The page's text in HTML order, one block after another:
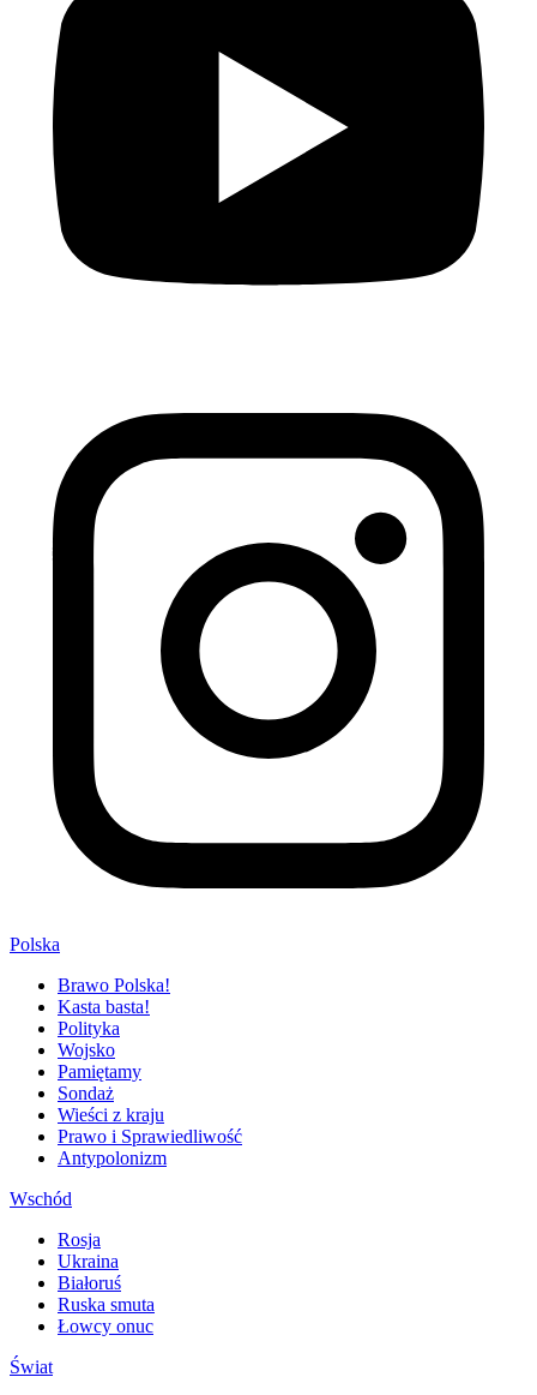
Polska
Brawo Polska!
Kasta basta!
Polityka
Wojsko
Pamiętamy
Sondaż
Wieści z kraju
Prawo i Sprawiedliwość
Antypolonizm
Wschód
Rosja
Ukraina
Białoruś
Ruska smuta
Łowcy onuc
Świat